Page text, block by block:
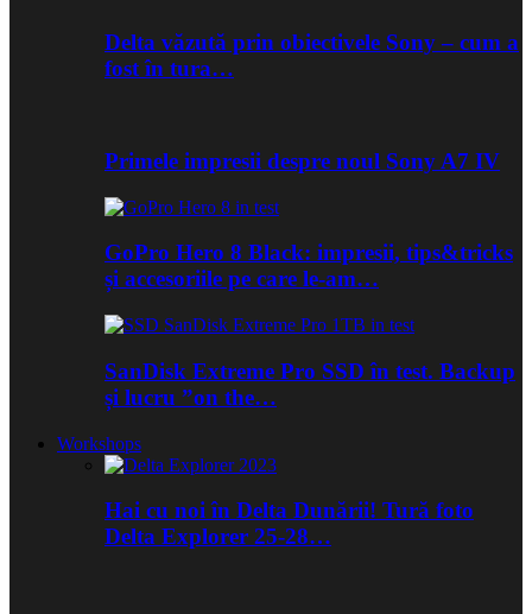
Delta văzută prin obiectivele Sony – cum a
fost în tura…
Primele impresii despre noul Sony A7 IV
GoPro Hero 8 Black: impresii, tips&tricks
și accesoriile pe care le-am…
SanDisk Extreme Pro SSD în test. Backup
și lucru ”on the…
Workshops
Hai cu noi în Delta Dunării! Tură foto
Delta Explorer 25-28…